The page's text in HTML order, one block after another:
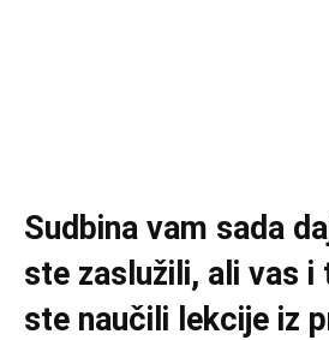
Sudbina vam sada
ste zaslužili, ali vas i
ste naučili lekcije iz